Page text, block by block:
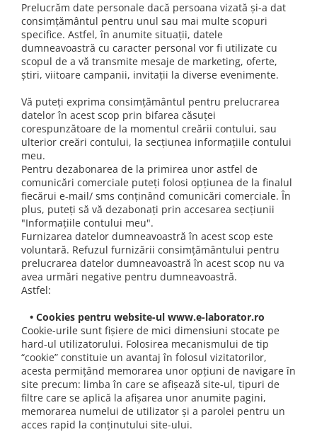
Prelucrăm date personale dacă persoana vizată și-a dat
consimțământul pentru unul sau mai multe scopuri
specifice. Astfel, în anumite situații, datele
dumneavoastră cu caracter personal vor fi utilizate cu
scopul de a vă transmite mesaje de marketing, oferte,
știri, viitoare campanii, invitații la diverse evenimente.
Vă puteți exprima consimțământul pentru prelucrarea
datelor în acest scop prin bifarea căsuței
corespunzătoare de la momentul creării contului, sau
ulterior creări contului, la secțiunea informațiile contului
meu.
Pentru dezabonarea de la primirea unor astfel de
comunicări comerciale puteți folosi opțiunea de la finalul
fiecărui e-mail/ sms conținând comunicări comerciale. În
plus, puteți să vă dezabonați prin accesarea secțiunii
"Informațiile contului meu".
Furnizarea datelor dumneavoastră în acest scop este
voluntară. Refuzul furnizării consimțământului pentru
prelucrarea datelor dumneavoastră în acest scop nu va
avea urmări negative pentru dumneavoastră.
Astfel:
• Cookies pentru website-ul www.e-laborator.ro
Cookie-urile sunt fișiere de mici dimensiuni stocate pe
hard-ul utilizatorului. Folosirea mecanismului de tip
“cookie” constituie un avantaj în folosul vizitatorilor,
acesta permițând memorarea unor opțiuni de navigare în
site precum: limba în care se afișează site-ul, tipuri de
filtre care se aplică la afișarea unor anumite pagini,
memorarea numelui de utilizator și a parolei pentru un
acces rapid la conținutului site-ului.